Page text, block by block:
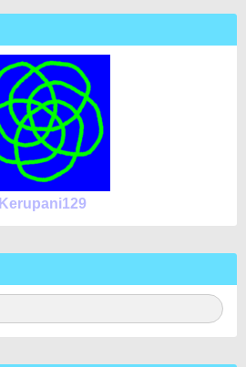
Kerupani129